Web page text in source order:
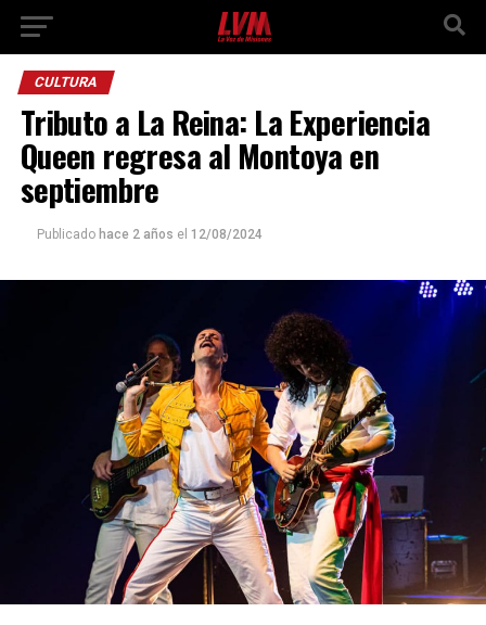
CULTURA
Tributo a La Reina: La Experiencia
Queen regresa al Montoya en
septiembre
Publicado hace 2 años el 12/08/2024